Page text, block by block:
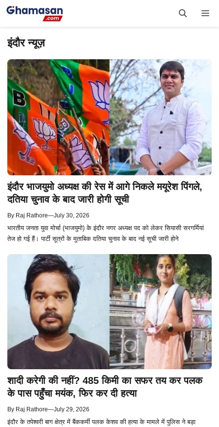
Skip
इंदौर न्यूज़
इंदौर भाजयुमो अध्यक्ष की रेस में आगे निकले मयूरेश पिंगले,
दतिया चुनाव के बाद जारी होगी सूची
By Raj Rathore—July 30, 2026
भारतीय जनता युवा मोर्चा (भाजयुमो) के इंदौर नगर अध्यक्ष पद को लेकर सियासी सरगर्मियां
तेज हो गई हैं। पार्टी सूत्रों के मुताबिक दतिया चुनाव के बाद नई सूची जारी होने
शादी करेगी की नहीं? 485 किमी का सफर तय कर पलक
के पास पहुँचा मयंक, फिर कर दी हत्या
By Raj Rathore—July 29, 2026
इंदौर के तपेश्वरी बाग क्षेत्र में बैंककर्मी पलक केशव की हत्या के मामले में पुलिस ने बड़ा